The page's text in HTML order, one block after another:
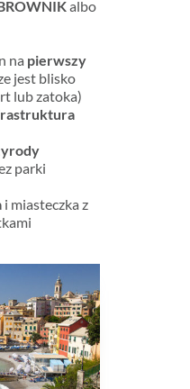
albo
na pierwszy
jest blisko
lub zatoka)
parki
i miasteczka z